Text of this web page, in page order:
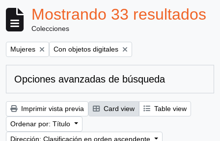
Mostrando 33 resultados
Colecciones
Remove filter:
Mujeres Remove filter:
Con objetos digitales
Opciones avanzadas de búsqueda
Imprimir vista previa Card view
Table view
Ordenar por: Título
Dirección: Clasificación en orden ascendente